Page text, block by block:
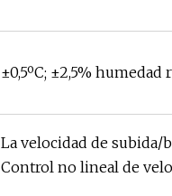
±0,5ºC; ±2,5% humedad
La velocidad de subida/
Control no lineal de